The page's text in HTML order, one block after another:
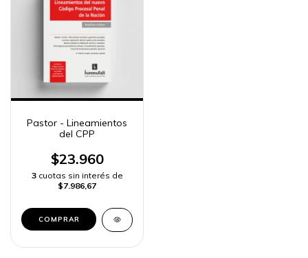
Pastor - Lineamientos
del CPP
$23.960
3 cuotas sin interés de
$7.986,67
COMPRAR